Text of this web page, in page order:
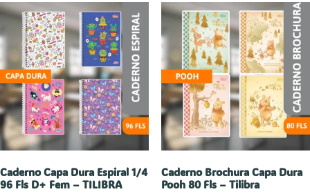
Caderno Capa Dura Espiral 1/4
96 Fls D+ Fem – TILIBRA
Caderno Brochura Capa Dura
Pooh 80 Fls – Tilibra